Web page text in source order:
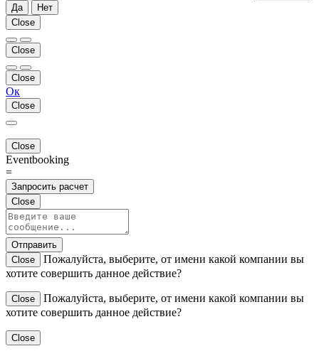
Да
Нет
Close
Close
Close
Ок
Close
Close
Eventbooking
=
Запросить расчет
Close
Отправить
Close
Пожалуйста, выберите, от имени какой компании вы
хотите совершить данное действие?
Close
Пожалуйста, выберите, от имени какой компании вы
хотите совершить данное действие?
Close